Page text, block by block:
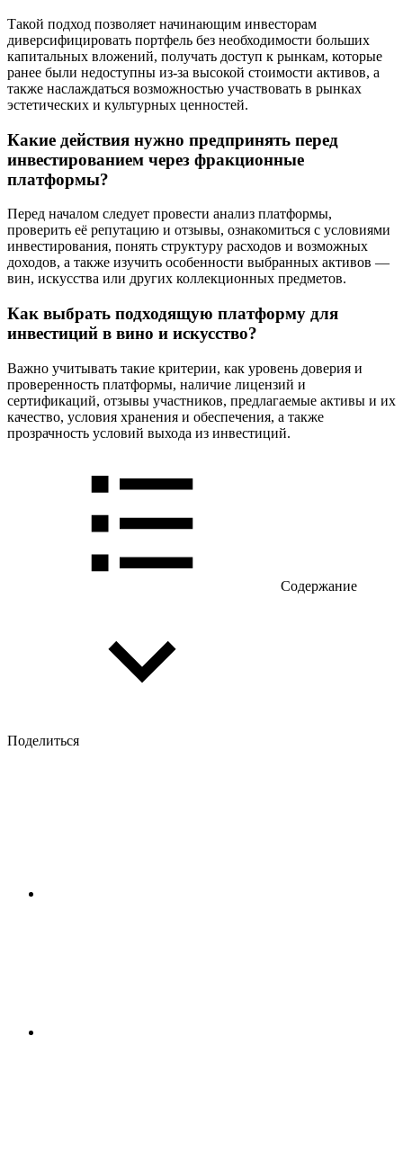
Такой подход позволяет начинающим инвесторам
диверсифицировать портфель без необходимости больших
капитальных вложений, получать доступ к рынкам, которые
ранее были недоступны из-за высокой стоимости активов, а
также наслаждаться возможностью участвовать в рынках
эстетических и культурных ценностей.
Какие действия нужно предпринять перед
инвестированием через фракционные
платформы?
Перед началом следует провести анализ платформы,
проверить её репутацию и отзывы, ознакомиться с условиями
инвестирования, понять структуру расходов и возможных
доходов, а также изучить особенности выбранных активов —
вин, искусства или других коллекционных предметов.
Как выбрать подходящую платформу для
инвестиций в вино и искусство?
Важно учитывать такие критерии, как уровень доверия и
проверенность платформы, наличие лицензий и
сертификаций, отзывы участников, предлагаемые активы и их
качество, условия хранения и обеспечения, а также
прозрачность условий выхода из инвестиций.
Содержание
Поделиться